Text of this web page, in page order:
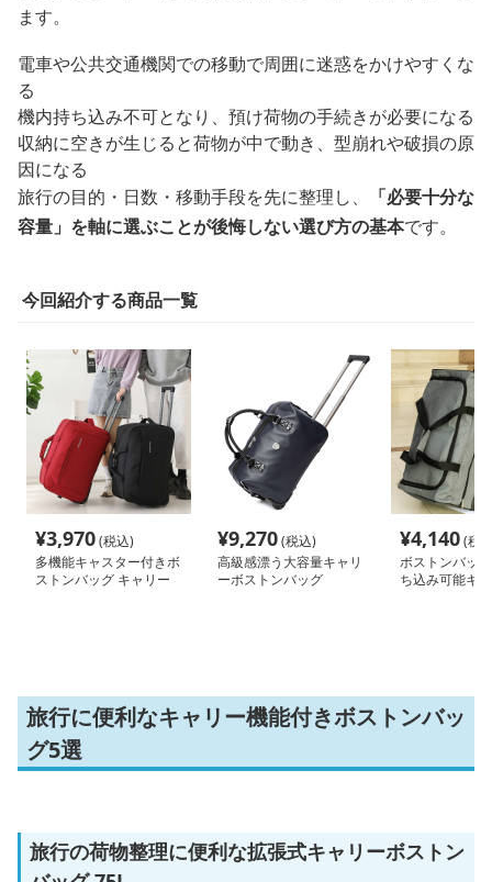
ます。
電車や公共交通機関での移動で周囲に迷惑をかけやすくな
る
機内持ち込み不可となり、預け荷物の手続きが必要になる
収納に空きが生じると荷物が中で動き、型崩れや破損の原
因になる
旅行の目的・日数・移動手段を先に整理し、
「必要十分な
容量」を軸に選ぶことが後悔しない選び方の基本です。
今回紹介する商品一覧
¥3,970(税込)
多機能キャスター付きボ
ストンバッグ キャリー
¥9,270(税込)
高級感漂う大容量キャリ
ーボストンバッグ
¥4,140(税
ボストンバッ
ち込み可能キ
旅行に便利なキャリー機能付きボストンバッ
グ5選
旅行の荷物整理に便利な拡張式キャリーボストン